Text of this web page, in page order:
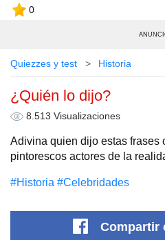
0
Quiezzes y test Historia
¿Quién lo dijo?
8.513 Visualizaciones
Adivina quien dijo estas frases
pintorescos actores de la
#Historia #Celebridades
Compartir